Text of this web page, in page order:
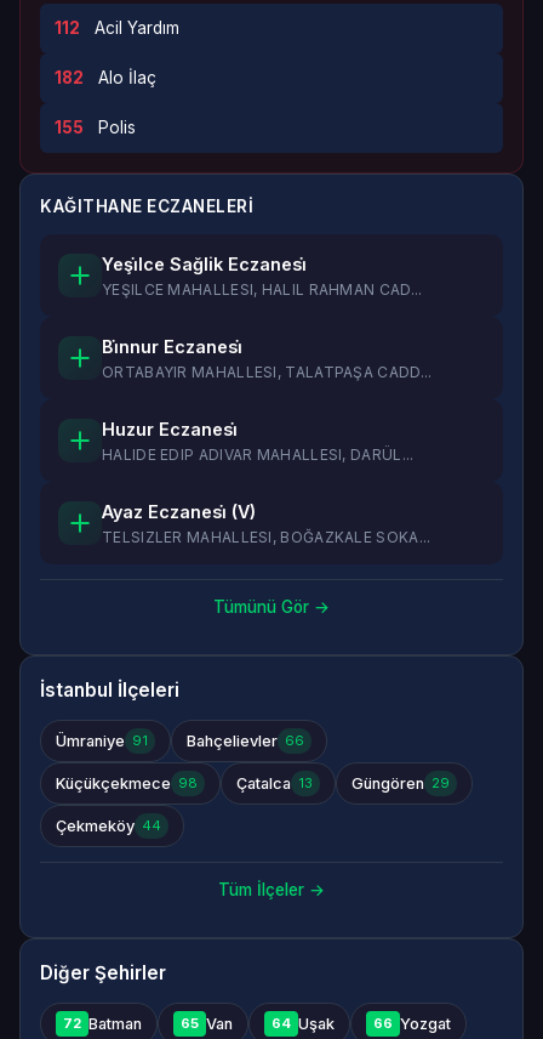
112 Acil Yardım
182 Alo İlaç
155 Polis
KAĞITHANE ECZANELERI
Yeşi̇lce Sağlik Eczanesi̇
YEŞILCE MAHALLESI, HALIL RAHMAN CAD...
Bi̇nnur Eczanesi̇
ORTABAYIR MAHALLESI, TALATPAŞA CADD...
Huzur Eczanesi̇
HALIDE EDIP ADIVAR MAHALLESI, DARÜL...
Ayaz Eczanesi̇ (V)
TELSIZLER MAHALLESI, BOĞAZKALE SOKA...
Tümünü Gör →
İstanbul İlçeleri
Ümraniye 91 Bahçelievler 66
Küçükçekmece 98 Çatalca 13 Güngören 29
Çekmeköy 44
Tüm İlçeler →
Diğer Şehirler
72 Batman 65 Van 64 Uşak 66 Yozgat